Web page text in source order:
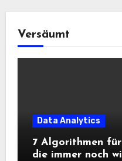
Versäumt
Data Analytics
7 Algorithmen
die immer noch